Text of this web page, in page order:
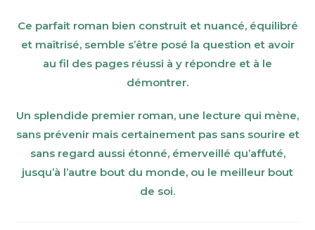
Ce parfait roman bien construit et nuancé, équilibré
et maîtrisé, semble s’être posé la question et avoir
au fil des pages réussi à y répondre et à le
démontrer.
Un splendide premier roman, une lecture qui mène,
sans prévenir mais certainement pas sans sourire et
sans regard aussi étonné, émerveillé qu’affuté,
jusqu’à l’autre bout du monde, ou le meilleur bout
de soi.